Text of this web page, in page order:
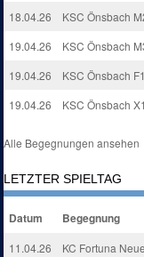
18.04.26 KSC Önsbach
19.04.26
KSC Önsbach
19.04.26
KSC Önsbach
19.04.26
KSC Önsbach
Alle Begegnungen ansehen
LETZTER SPIELTAG
Datum Begegnung
11.04.26 KC Fortuna